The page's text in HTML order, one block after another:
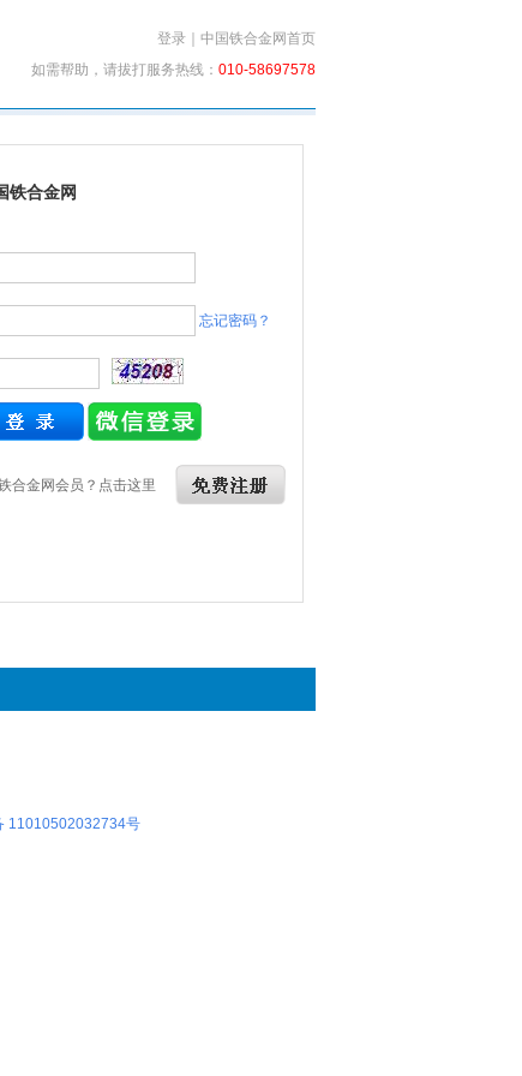
登录
中国铁合金网首页
如需帮助，请拔打服务热线： 010-58697578
铁合金网
忘记密码？
合金网会员？点击这里
11010502032734号